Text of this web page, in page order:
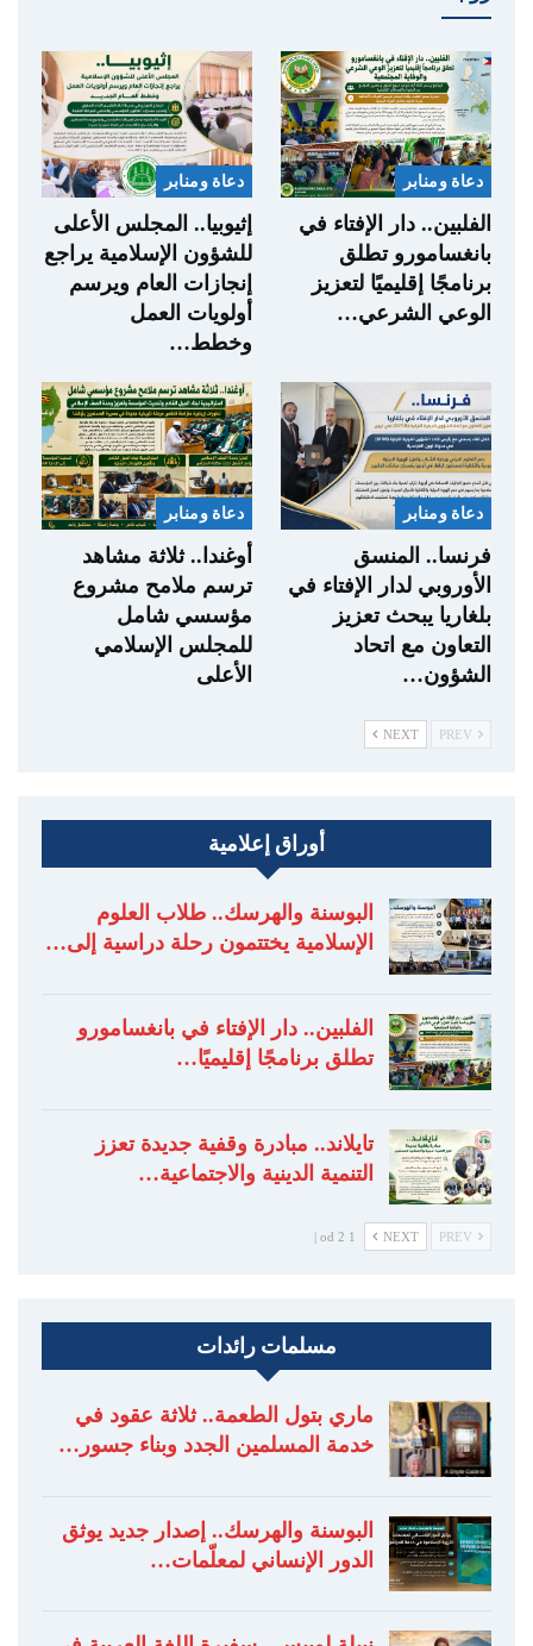
دعاة ومنابر
الفلبين.. دار الإفتاء في
بانغسامورو تطلق
برنامجًا إقليميًا لتعزيز
الوعي الشرعي…
دعاة ومنابر
إثيوبيا.. المجلس الأعلى
للشؤون الإسلامية يراجع
إنجازات العام ويرسم
أولويات العمل
وخطط…
دعاة ومنابر
فرنسا.. المنسق
الأوروبي لدار الإفتاء في
بلغاريا يبحث تعزيز
التعاون مع اتحاد
الشؤون…
دعاة ومنابر
أوغندا.. ثلاثة مشاهد
ترسم ملامح مشروع
مؤسسي شامل
للمجلس الإسلامي
الأعلى
NEXT
أوراق إعلامية
البوسنة والهرسك.. طلاب العلوم
الإسلامية يختتمون رحلة دراسية إلى…
الفلبين.. دار الإفتاء في بانغسامورو
تطلق برنامجًا إقليميًا…
تايلاند.. مبادرة وقفية جديدة تعزز
التنمية الدينية والاجتماعية…
NEXT
1 od 2 |
مسلمات رائدات
ماري بتول الطعمة.. ثلاثة عقود في
خدمة المسلمين الجدد وبناء جسور…
البوسنة والهرسك.. إصدار جديد يوثق
الدور الإنساني لمعلّمات…